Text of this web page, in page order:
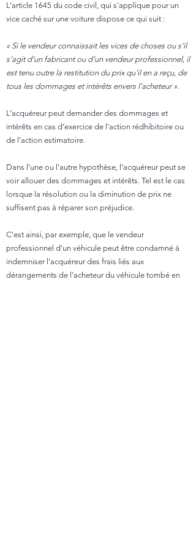
L’article 1645 du code civil, qui s'applique pour un
vice caché sur une voiture dispose ce qui suit :
« Si le vendeur connaissait les vices de choses ou s’il
s’agit d’un fabricant ou d’un vendeur professionnel, il
est tenu outre la restitution du prix qu’il en a reçu, de
tous les dommages et intérêts envers l’acheteur ».
L’acquéreur peut demander des dommages et
intérêts en cas d’exercice de l’action rédhibitoire ou
de l’action estimatoire.
Dans l’une ou l’autre hypothèse, l’acquéreur peut se
voir allouer des dommages et intérêts. Tel est le cas
lorsque la résolution ou la diminution de prix ne
suffisent pas à réparer son préjudice.
C’est ainsi, par exemple, que le vendeur
professionnel d’un véhicule peut être condamné à
indemniser l’acquéreur des frais liés aux
dérangements de l’acheteur du véhicule tombé en